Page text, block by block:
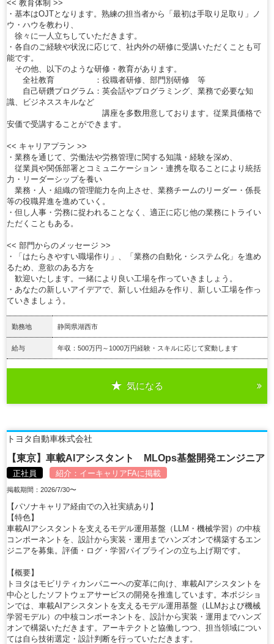
<< 教育体制 >>
・基本はOJTとなります。熟練の担当者から「最初は手取り足取り」ノ
ウ・ハウを教わり、
徐々に一人立ちしていただきます。
・各自のご経験や状況に応じて、社内外の研修に受講いただくことも可
能です。
その他、以下のような研修・教育があります。
全社教育 ：役職者研修、部門別研修 等
自己研鑽プログラム：英会話やプログラミング、業務で必要な知
識、ビジネススキルなど
講座を多数用意しております。従業員価格で
安価で受講することができます。
<< キャリアプラン >>
・業務を通じて、労働法や労務管理に関する知識・経験を深め、
従業員や関係部署とコミュニケーション・連携を取ることにより統括
力・リーダーシップを養い
業務・人・組織の管理能力を向上させ、業務チームのリーダー・係長
等の役職昇進を進めていく。
・但し人事・労務に捉われることなく、適正に応じ他の業務にトライい
ただくこともある。
<< 部門からのメッセージ >>
・「はたらきやすい職場作り」、「業務の自動化・システム化」を進め
るため、意欲のある方を
歓迎いたします。一緒により良い工場を作っていきましょう。
・あなたの新しいアイデアで、新しい仕組みを作り、新しい工場を作っ
ていきましょう。
勤務地 静岡県湖西市
給与 年収：500万円～1000万円経験・スキルに応じて変動します
気になる
トヨタ自動車株式会社
【東京】車載AIアシスタント MLOps基盤開発エンジニア
正社員 紹介： イーキャリアFAに掲載
掲載期間：2026/7/30〜
【パソナキャリア経由での入社実績あり】
【特色】
車載AIアシスタントを支えるモデル運用基盤（LLM・機械学習）の中核
コンポーネントを、設計から実装・運用までハンズオンで構築するエン
ジニアを募集。評価・ログ・学習パイプラインの立ち上げ期です。
【概要】
トヨタはモビリティカンパニーへの変革に向け、車載AIアシスタントを
中心としたソフトウェアサービスの開発を推進しています。本ポジショ
ンでは、車載AIアシスタントを支えるモデル運用基盤（LLMおよび機械
学習モデル）の中核コンポーネントを、設計から実装・運用までハンズ
オンで構築いただきます。アーキテクトと協働しつつ、担当領域につい
ては自ら技術選定・設計判断を行っていただきます。